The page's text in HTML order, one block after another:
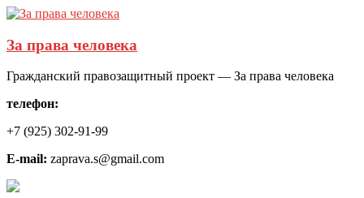
За права человека
Гражданский правозащитный проект — За права человека
телефон:
+7 (925) 302-91-99
E-mail: zaprava.s@gmail.com